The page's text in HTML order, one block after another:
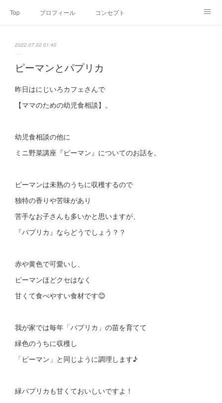
Top プロフィール コンセプト
SNS
2022.07.02 01:40
ピーマンとパプリカ
昨日はにじいろカフェさんで
【ママのための幼児食相談】。
幼児食相談の他に
ミニ野菜講座『ピーマン』についてのお話を。
ピーマンは未熟のうちに収穫するので
独特の香りや苦味があり
苦手なお子さんも多いかと思いますが、
『パプリカ』ならどうでしょう？？
赤や黄色で可愛いし、
ピーマンほどクセはなく
甘くて食べやすい食材です😊
我が家では毎年「パプリカ」の苗を育てて
緑色のうちに収穫し
「ピーマン」と同じように調理します♪
緑パプリカも甘くておいしいですよ！